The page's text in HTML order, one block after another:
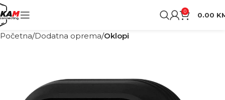
0 0.00
Početna Dodatna oprema Oklopi